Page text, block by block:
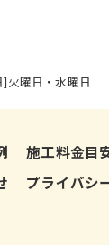
火曜日・水曜日
施工料金目
プライバシ